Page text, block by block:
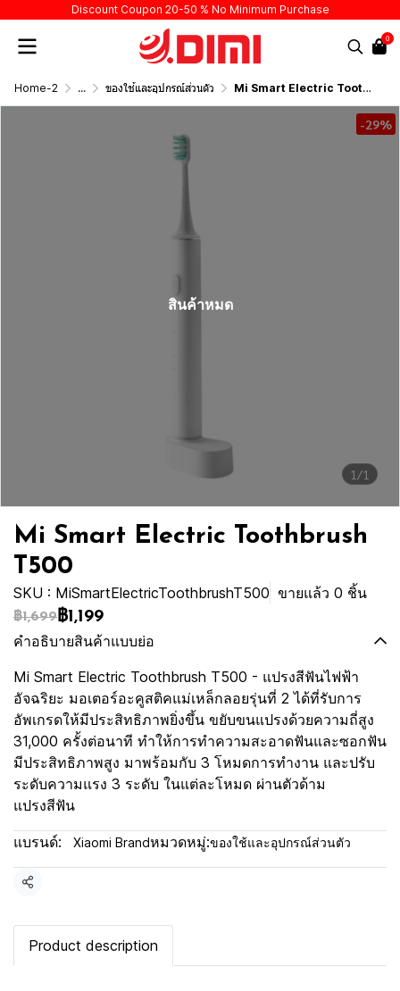
Discount Coupon 20-50 % No Minimum Purchase
0
Home-2 ... ของใช้และอุปกรณ์ส่วนตัว Mi Smart Electric Toothbrush T500
1/1
-29%
สินค้าหมด
Mi Smart Electric Toothbrush
T500
SKU : MiSmartElectricToothbrushT500 ขายแล้ว 0 ชิ้น
฿1,699฿1,199
คำอธิบายสินค้าแบบย่อ
Mi Smart Electric Toothbrush T500 - แปรงสีฟันไฟฟ้า
อัจฉริยะ มอเตอร์อะคูสติคแม่เหล็กลอยรุ่นที่ 2 ได้ที่รับการ
อัพเกรดให้มีประสิทธิภาพยิ่งขึ้น ขยับขนแปรงด้วยความถี่สูง
31,000 ครั้งต่อนาที ทำให้การทำความสะอาดฟันและซอกฟัน
มีประสิทธิภาพสูง มาพร้อมกับ 3 โหมดการทำงาน และปรับ
ระดับความแรง 3 ระดับ ในแต่ละโหมด ผ่านตัวด้าม
แปรงสีฟัน
แบรนด์: Xiaomi Brandหมวดหมู่:ของใช้และอุปกรณ์ส่วนตัว
แชร์
Product description